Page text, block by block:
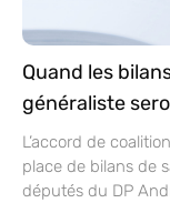
Quand les
généraliste
L’accord de
place de bilans de
députés du DP